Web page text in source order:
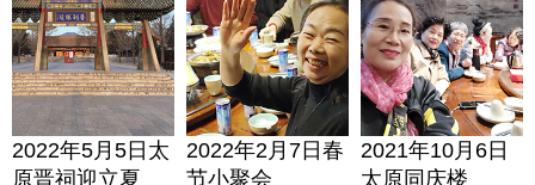
2022年5月5日太
原晋祠迎立夏
2022年2月7日春
节小聚会
2021年10月6日
太原同庆楼